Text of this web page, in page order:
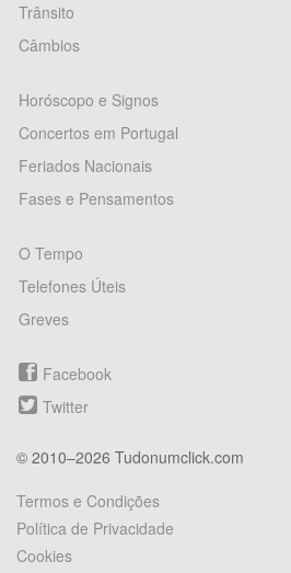
Trânsito
Câmbios
Horóscopo e Signos
Concertos em Portugal
Feriados Nacionais
Fases e Pensamentos
O Tempo
Telefones Úteis
Greves
Facebook
Twitter
© 2010–2026 Tudonumclick.com
Termos e Condições
Política de Privacidade
Cookies